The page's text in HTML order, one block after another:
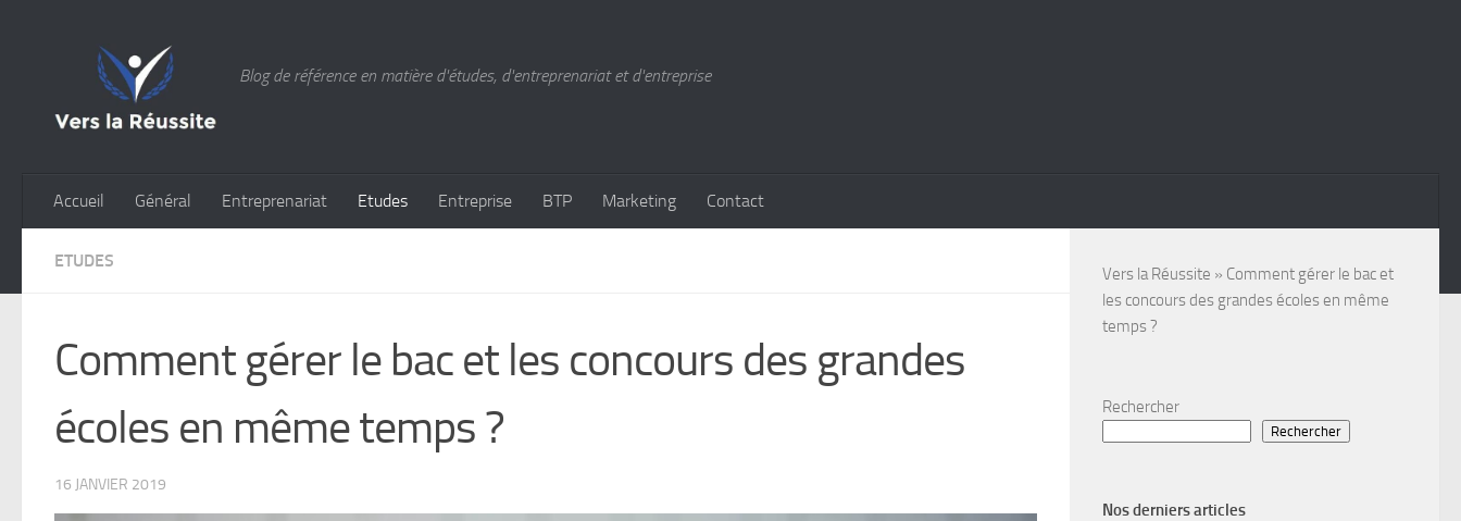
Blog de référence en matière d'études, d'entreprenariat et d'entreprise
Accueil Général Entreprenariat Etudes Entreprise BTP Marketing Contact
ETUDES
Comment gérer le bac et les concours des grandes
écoles en même temps ?
16 JANVIER 2019
Vers la Réussite » Comment gérer le bac et
les concours des grandes écoles en même
temps ?
Rechercher
Rechercher
Nos derniers articles